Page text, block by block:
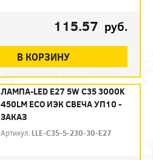
115.57 руб.
В КОРЗИНУ
ЛАМПА-LED E27 5W C35 3000K
450LM ECO ИЭК СВЕЧА УП10 -
ЗАКАЗ
Артикул: LLE-C35-5-230-30-E27